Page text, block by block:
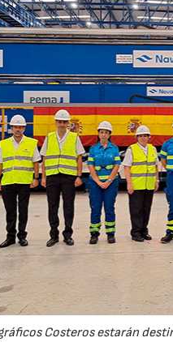
Costeros estarán